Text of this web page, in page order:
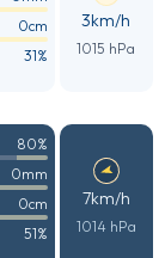
0cm
31%
3km/h
1015 hPa
80%
0mm
0cm
51%
7km/h
1014 hPa